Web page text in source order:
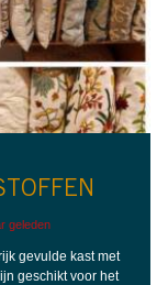
geleden
gevulde kast met
geschikt voor het